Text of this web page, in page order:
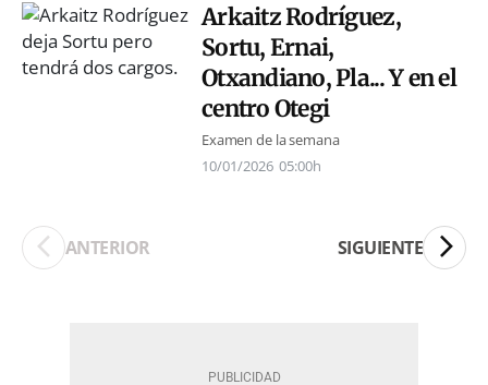
Arkaitz Rodríguez,
Sortu, Ernai,
Otxandiano, Pla... Y en el
centro Otegi
Examen de la semana
10/01/2026 05:00h
ANTERIOR SIGUIENTE